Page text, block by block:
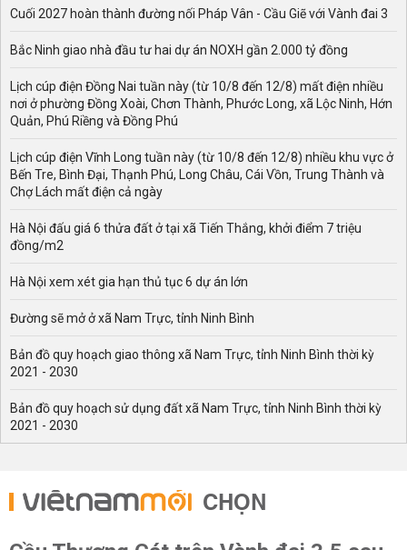
Cuối 2027 hoàn thành đường nối Pháp Vân - Cầu Giẽ với Vành đai 3
Bắc Ninh giao nhà đầu tư hai dự án NOXH gần 2.000 tỷ đồng
Lịch cúp điện Đồng Nai tuần này (từ 10/8 đến 12/8) mất điện nhiều
nơi ở phường Đồng Xoài, Chơn Thành, Phước Long, xã Lộc Ninh, Hớn
Quản, Phú Riềng và Đồng Phú
Lịch cúp điện Vĩnh Long tuần này (từ 10/8 đến 12/8) nhiều khu vực ở
Bến Tre, Bình Đại, Thạnh Phú, Long Châu, Cái Vồn, Trung Thành và
Chợ Lách mất điện cả ngày
Hà Nội đấu giá 6 thửa đất ở tại xã Tiến Thắng, khởi điểm 7 triệu
đồng/m2
Hà Nội xem xét gia hạn thủ tục 6 dự án lớn
Đường sẽ mở ở xã Nam Trực, tỉnh Ninh Bình
Bản đồ quy hoạch giao thông xã Nam Trực, tỉnh Ninh Bình thời kỳ
2021 - 2030
Bản đồ quy hoạch sử dụng đất xã Nam Trực, tỉnh Ninh Bình thời kỳ
2021 - 2030
CHỌN